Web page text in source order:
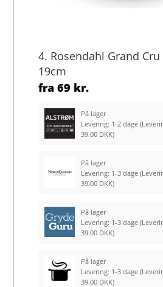
4. Rosendahl Grand Cru
19cm
fra69 kr.
På lager
Levering: 1-2 dage
39.00 DKK)
På lager
Levering: 1-3 dage
39.00 DKK)
På lager
Levering: 1-3 dage
39.00 DKK)
På lager
Levering: 1-3 dage
39.00 DKK)